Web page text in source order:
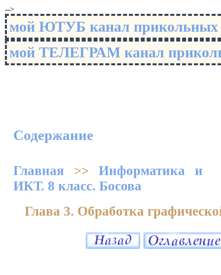
-->
мой ЮТУБ канал
мой ТЕЛЕГРАМ канал
Содержание
Главная >> Информатика и
ИКТ. 8 класс. Босова
Глава 3. Обработка